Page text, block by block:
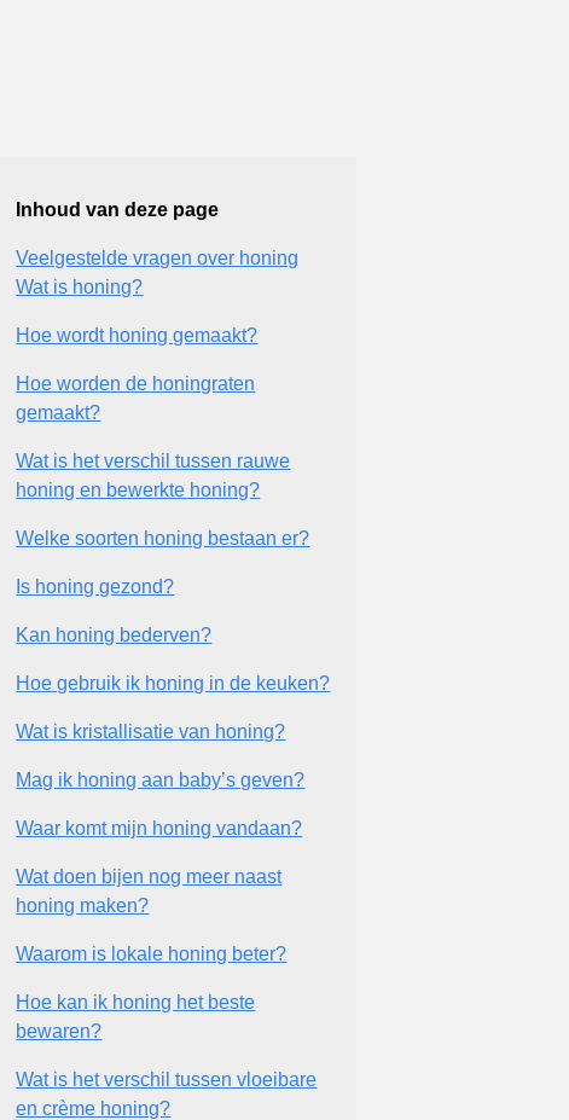
Inhoud van deze page
Veelgestelde vragen over honing
Wat is honing?
Hoe wordt honing gemaakt?
Hoe worden de honingraten
gemaakt?
Wat is het verschil tussen rauwe
honing en bewerkte honing?
Welke soorten honing bestaan er?
Is honing gezond?
Kan honing bederven?
Hoe gebruik ik honing in de keuken?
Wat is kristallisatie van honing?
Mag ik honing aan baby’s geven?
Waar komt mijn honing vandaan?
Wat doen bijen nog meer naast
honing maken?
Waarom is lokale honing beter?
Hoe kan ik honing het beste
bewaren?
Wat is het verschil tussen vloeibare
en crème honing?